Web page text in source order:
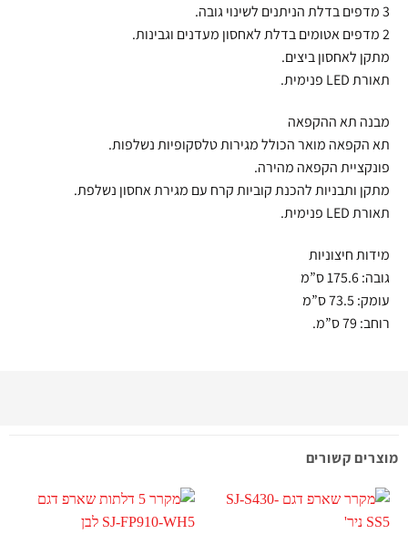
3 מדפים בדלת הניתנים לשינוי גובה.
2 מדפים אטומים בדלת לאחסון מעדנים וגבינות.
מתקן לאחסון ביצים.
תאורת LED פנימית.
מבנה תא ההקפאה
תא הקפאה מואר הכולל מגירות טלסקופיות נשלפות.
פונקציית הקפאה מהירה.
מתקן ותבניות להכנת קוביות קרח עם מגירת אחסון נשלפת.
תאורת LED פנימית.
מידות חיצוניות
גובה: 175.6 ס”מ
עומק: 73.5 ס”מ
רוחב: 79 ס”מ.
מוצרים קשורים